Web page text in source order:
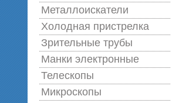
Металлоискатели
Холодная пристрелка
Зрительные трубы
Манки электронные
Телескопы
Микроскопы